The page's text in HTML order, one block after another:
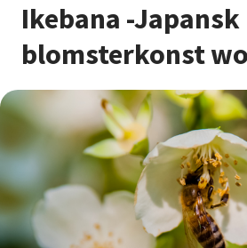
För dig som
Sök kurser och
Om SV
Starta studiecirkel
Cirkelledare
Ikebana -Japansk
blomsterkonst